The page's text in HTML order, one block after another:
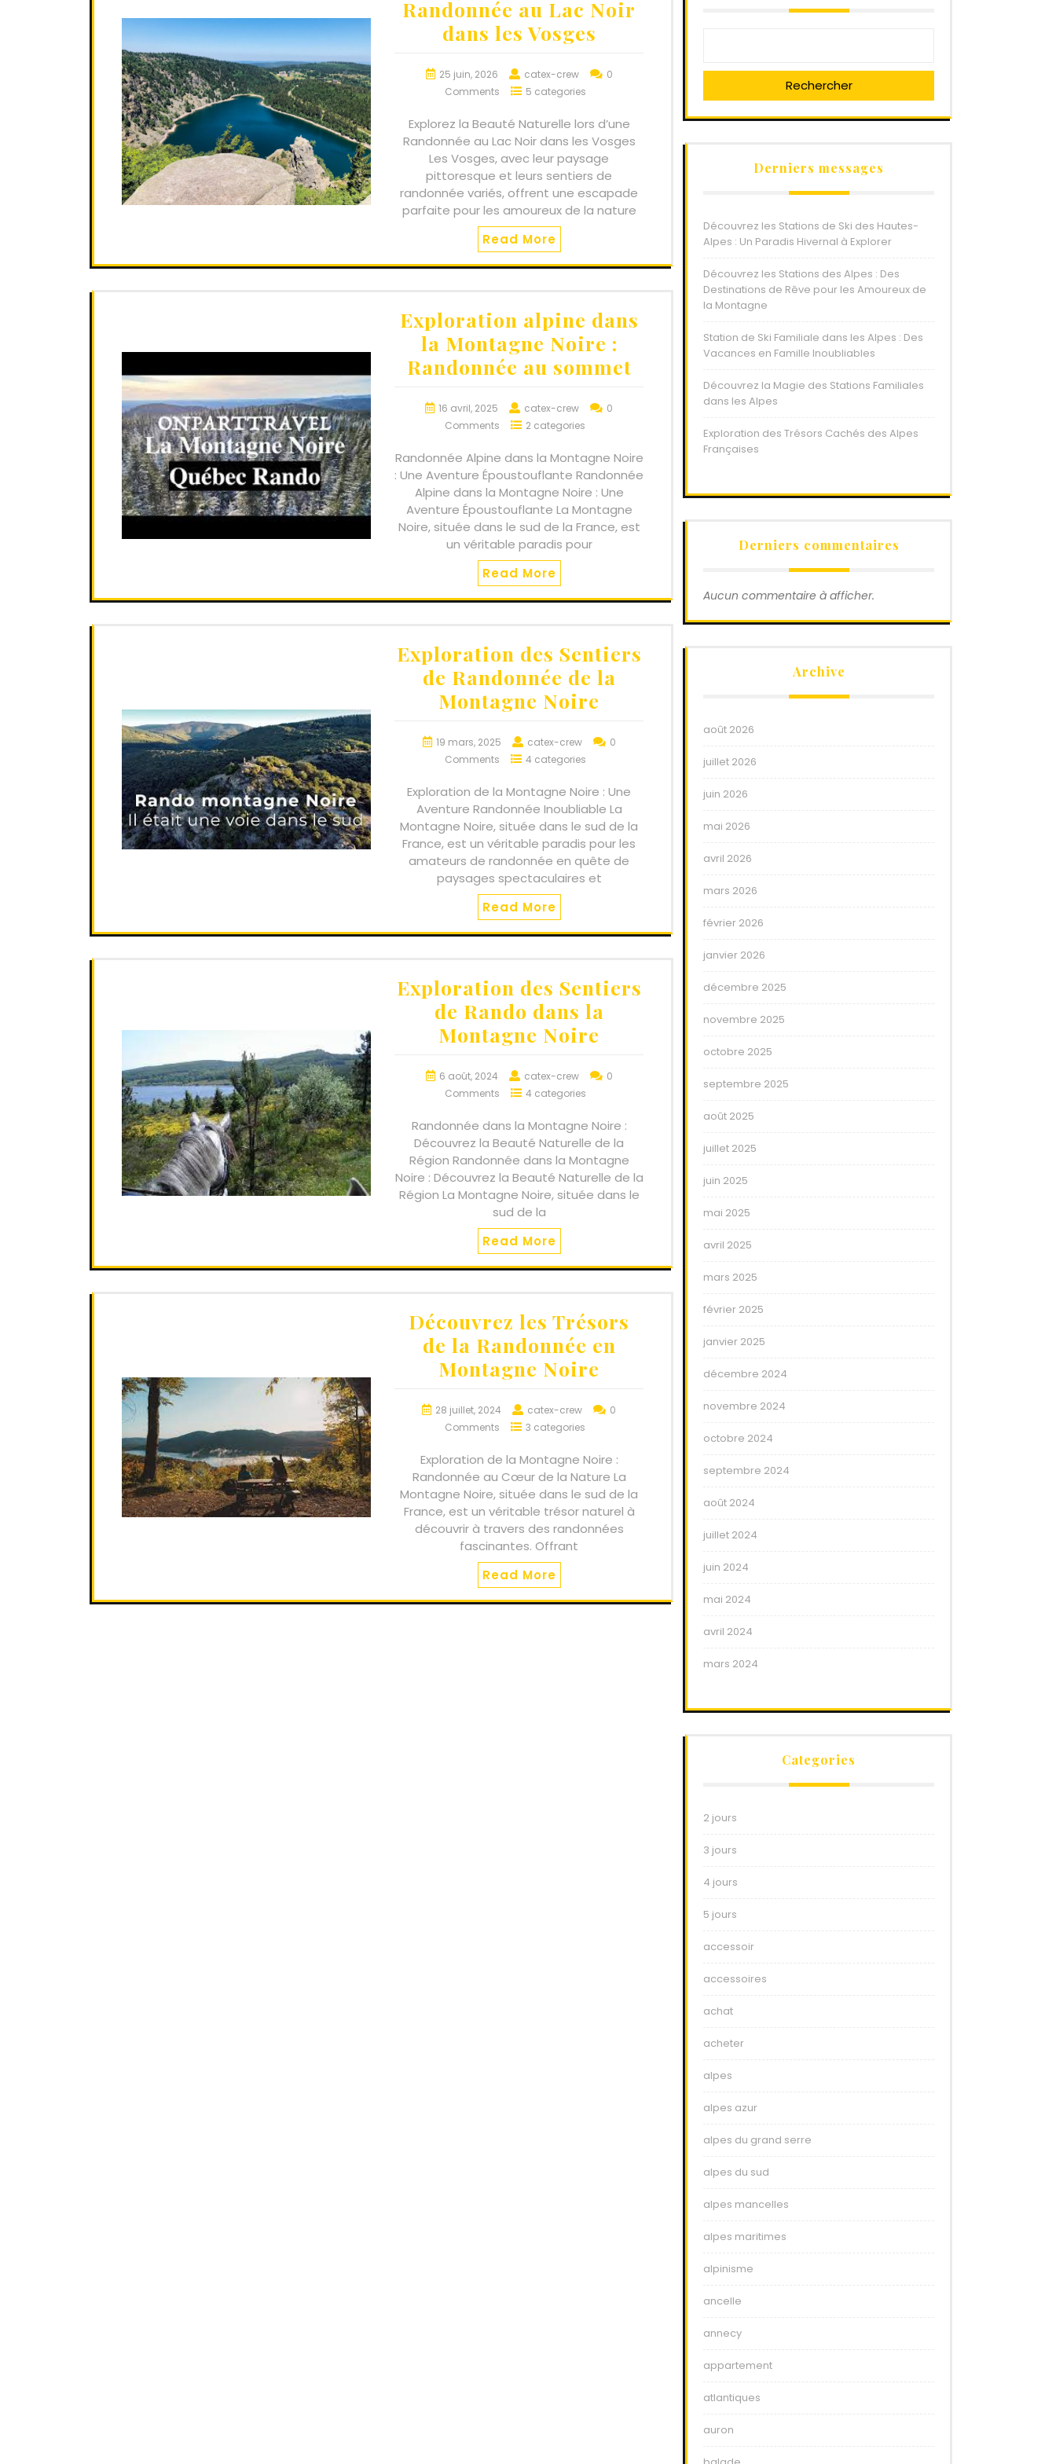
Randonnée au Lac Noir
dans les Vosges
25 juin, 2026 catex-crew
0
Comments
5 categories
Explorez la Beauté Naturelle lors d’une
Randonnée au Lac Noir dans les Vosges
Les Vosges, avec leur paysage
pittoresque et leurs sentiers de
randonnée variés, offrent une escapade
parfaite pour les amoureux de la nature
Read More
Exploration alpine dans
la Montagne Noire :
Randonnée au sommet
16 avril, 2025 catex-crew
0
Comments
2 categories
Randonnée Alpine dans la Montagne Noire
: Une Aventure Époustouflante Randonnée
Alpine dans la Montagne Noire : Une
Aventure Époustouflante La Montagne
Noire, située dans le sud de la France, est
un véritable paradis pour
Read More
Exploration des Sentiers
de Randonnée de la
Montagne Noire
19 mars, 2025 catex-crew
0
Comments
4 categories
Exploration de la Montagne Noire : Une
Aventure Randonnée Inoubliable La
Montagne Noire, située dans le sud de la
France, est un véritable paradis pour les
amateurs de randonnée en quête de
paysages spectaculaires et
Read More
Exploration des Sentiers
de Rando dans la
Montagne Noire
6 août, 2024 catex-crew
0
Comments
4 categories
Randonnée dans la Montagne Noire :
Découvrez la Beauté Naturelle de la
Région Randonnée dans la Montagne
Noire : Découvrez la Beauté Naturelle de la
Région La Montagne Noire, située dans le
sud de la
Read More
Découvrez les Trésors
de la Randonnée en
Montagne Noire
28 juillet, 2024 catex-crew
0
Comments
3 categories
Exploration de la Montagne Noire :
Randonnée au Cœur de la Nature La
Montagne Noire, située dans le sud de la
France, est un véritable trésor naturel à
découvrir à travers des randonnées
fascinantes. Offrant
Read More
Rechercher
Derniers messages
Découvrez les Stations de Ski des Hautes-
Alpes : Un Paradis Hivernal à Explorer
Découvrez les Stations des Alpes : Des
Destinations de Rêve pour les Amoureux de
la Montagne
Station de Ski Familiale dans les Alpes : Des
Vacances en Famille Inoubliables
Découvrez la Magie des Stations Familiales
dans les Alpes
Exploration des Trésors Cachés des Alpes
Françaises
Derniers commentaires
Aucun commentaire à afficher.
Archive
août 2026
juillet 2026
juin 2026
mai 2026
avril 2026
mars 2026
février 2026
janvier 2026
décembre 2025
novembre 2025
octobre 2025
septembre 2025
août 2025
juillet 2025
juin 2025
mai 2025
avril 2025
mars 2025
février 2025
janvier 2025
décembre 2024
novembre 2024
octobre 2024
septembre 2024
août 2024
juillet 2024
juin 2024
mai 2024
avril 2024
mars 2024
Categories
2 jours
3 jours
4 jours
5 jours
accessoir
accessoires
achat
acheter
alpes
alpes azur
alpes du grand serre
alpes du sud
alpes mancelles
alpes maritimes
alpinisme
ancelle
annecy
appartement
atlantiques
auron